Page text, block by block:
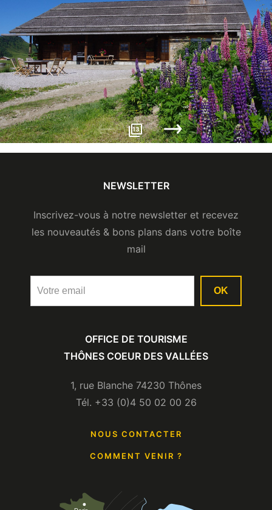
13
OFFICE DE TOURISME
THÔNES COEUR DES VALLÉES
1, rue Blanche 74230 Thônes
Tél. +33 (0)4 50 02 00 26
NOUS CONTACTER
COMMENT VENIR ?
NEWSLETTER
Inscrivez-vous à notre newsletter et recevez
les nouveautés & bons plans dans votre boîte
mail
OK